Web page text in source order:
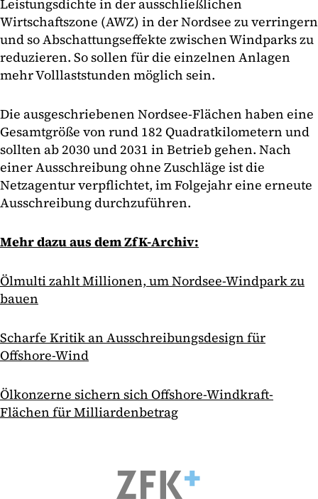
Leistungsdichte in der ausschließlichen
Wirtschaftszone (AWZ) in der Nordsee zu verringern
und so Abschattungseffekte zwischen Windparks zu
reduzieren. So sollen für die einzelnen Anlagen
mehr Volllaststunden möglich sein.
Die ausgeschriebenen Nordsee-Flächen haben eine
Gesamtgröße von rund 182 Quadratkilometern und
sollten ab 2030 und 2031 in Betrieb gehen. Nach
einer Ausschreibung ohne Zuschläge ist die
Netzagentur verpflichtet, im Folgejahr eine erneute
Ausschreibung durchzuführen.
Mehr dazu aus dem ZfK-Archiv:
Ölmulti zahlt Millionen, um Nordsee-Windpark zu
bauen
Scharfe Kritik an Ausschreibungsdesign für
Offshore-Wind
Ölkonzerne sichern sich Offshore-Windkraft-
Flächen für Milliardenbetrag